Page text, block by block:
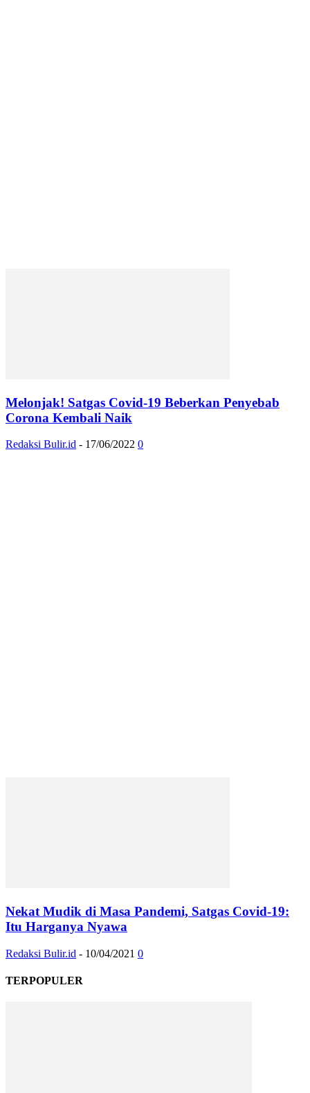
Melonjak! Satgas Covid-19 Beberkan Penyebab
Corona Kembali Naik
Redaksi Bulir.id - 17/06/2022 0
Nekat Mudik di Masa Pandemi, Satgas Covid-19:
Itu Harganya Nyawa
Redaksi Bulir.id - 10/04/2021 0
TERPOPULER